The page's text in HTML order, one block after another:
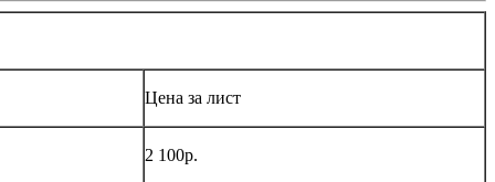
Цена за лист
2 100р.